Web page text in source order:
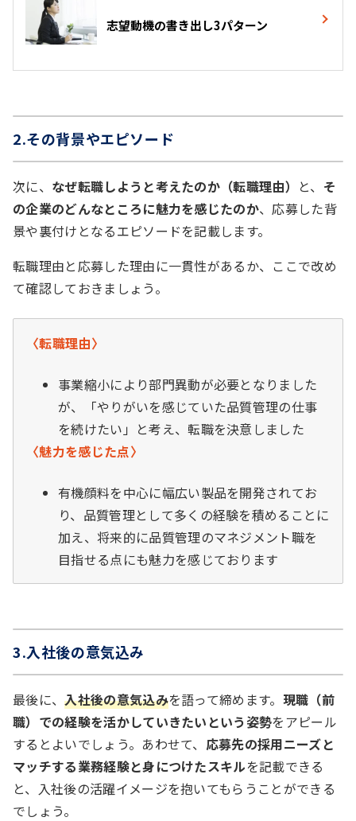
志望動機の書き出し3パターン
2.その背景やエピソード
次に、 なぜ転職しようと考えたのか（転職理由） と、 そ
の企業のどんなところに魅力を感じたのか、応募した背
景や裏付けとなるエピソードを記載します。
転職理由と応募した理由に一貫性があるか、ここで改め
て確認しておきましょう。
〈転職理由〉
事業縮小により部門異動が必要となりました
が、「やりがいを感じていた品質管理の仕事
を続けたい」と考え、転職を決意しました
〈魅力を感じた点〉
有機顔料を中心に幅広い製品を開発されてお
り、品質管理として多くの経験を積めることに
加え、将来的に品質管理のマネジメント職を
目指せる点にも魅力を感じております
3.入社後の意気込み
最後に、入社後の意気込みを語って締めます。 現職（前
職）での経験を活かしていきたいという姿勢をアピール
するとよいでしょう。あわせて、 応募先の採用ニーズと
マッチする業務経験と身につけたスキルを記載できる
と、入社後の活躍イメージを抱いてもらうことができる
でしょう。